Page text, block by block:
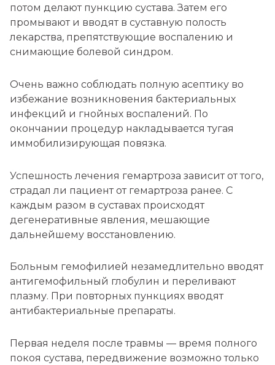
потом делают пункцию сустава. Затем его
промывают и вводят в суставную полость
лекарства, препятствующие воспалению и
снимающие болевой синдром.
Очень важно соблюдать полную асептику во
избежание возникновения бактериальных
инфекций и гнойных воспалений. По
окончании процедур накладывается тугая
иммобилизирующая повязка.
Успешность лечения гемартроза зависит от того,
страдал ли пациент от гемартроза ранее. С
каждым разом в суставах происходят
дегенеративные явления, мешающие
дальнейшему восстановлению.
Больным гемофилией незамедлительно вводят
антигемофильный глобулин и переливают
плазму. При повторных пункциях вводят
антибактериальные препараты.
Первая неделя после травмы — время полного
покоя сустава, передвижение возможно только